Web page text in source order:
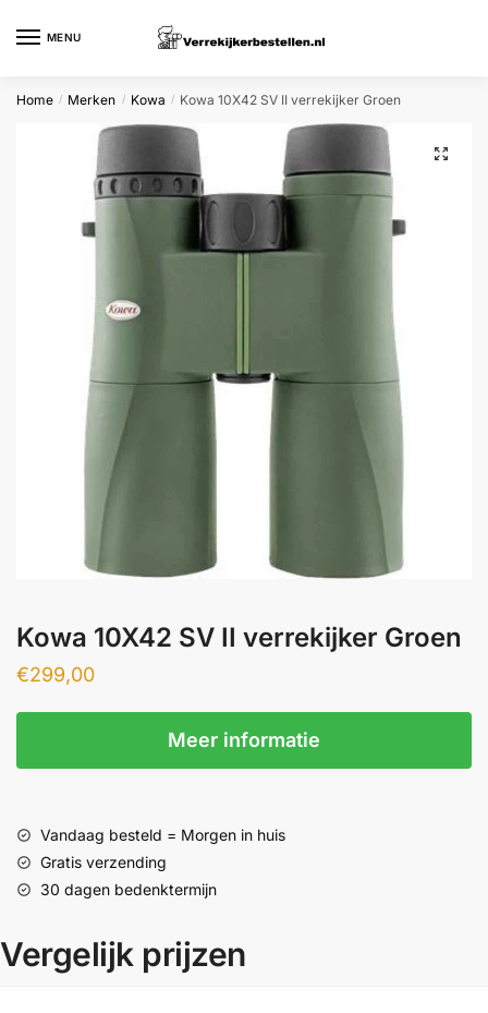
MENU
Home / Merken / Kowa / Kowa 10X42 SV II verrekijker Groen
Kowa 10X42 SV II verrekijker Groen
€299,00
Meer informatie
Vandaag besteld = Morgen in huis
Gratis verzending
30 dagen bedenktermijn
Vergelijk prijzen